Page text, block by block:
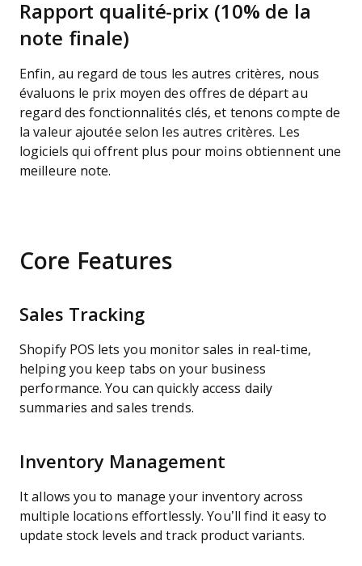
Rapport qualité-prix (10% de la
note finale)
Enfin, au regard de tous les autres critères, nous
évaluons le prix moyen des offres de départ au
regard des fonctionnalités clés, et tenons compte de
la valeur ajoutée selon les autres critères. Les
logiciels qui offrent plus pour moins obtiennent une
meilleure note.
Core Features
Sales Tracking
Shopify POS lets you monitor sales in real-time,
helping you keep tabs on your business
performance. You can quickly access daily
summaries and sales trends.
Inventory Management
It allows you to manage your inventory across
multiple locations effortlessly. You’ll find it easy to
update stock levels and track product variants.